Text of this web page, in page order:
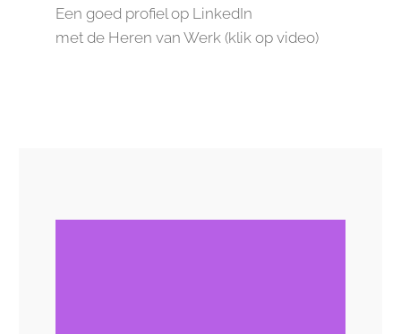
Een goed profiel op LinkedIn
met de Heren van Werk (klik op video)